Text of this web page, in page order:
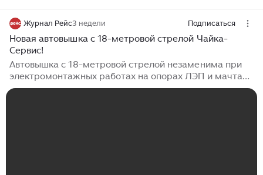
Журнал Рейс3 недели Подписаться
Новая автовышка с 18-метровой стрелой Чайка-
Сервис!
Автовышка с 18-метровой стрелой незаменима при
электромонтажных работах на опорах ЛЭП и мачтах
наружного освещения. Автогидроподъемники